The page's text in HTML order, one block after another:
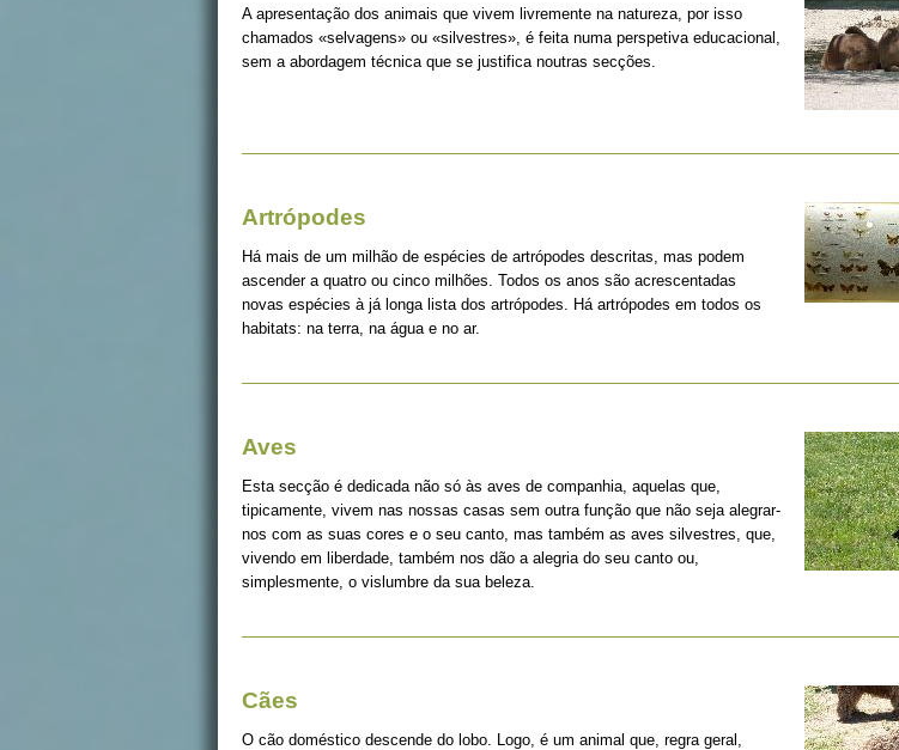
A apresentação dos animais que vivem livremente na natureza, por isso
chamados «selvagens» ou «silvestres», é feita numa perspetiva educacional,
sem a abordagem técnica que se justifica noutras secções.
Artrópodes
Há mais de um milhão de espécies de artrópodes descritas, mas podem
ascender a quatro ou cinco milhões. Todos os anos são acrescentadas
novas espécies à já longa lista dos artrópodes. Há artrópodes em todos os
habitats: na terra, na água e no ar.
Aves
Esta secção é dedicada não só às aves de companhia, aquelas que,
tipicamente, vivem nas nossas casas sem outra função que não seja alegrar-
nos com as suas cores e o seu canto, mas também as aves silvestres, que,
vivendo em liberdade, também nos dão a alegria do seu canto ou,
simplesmente, o vislumbre da sua beleza.
Cães
O cão doméstico descende do lobo. Logo, é um animal que, regra geral,